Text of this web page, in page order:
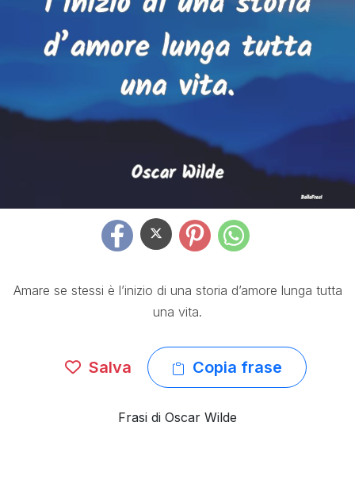
Amare se stessi è l’inizio di una storia d’amore lunga tutta
una vita.
Salva Copia frase
Frasi di Oscar Wilde